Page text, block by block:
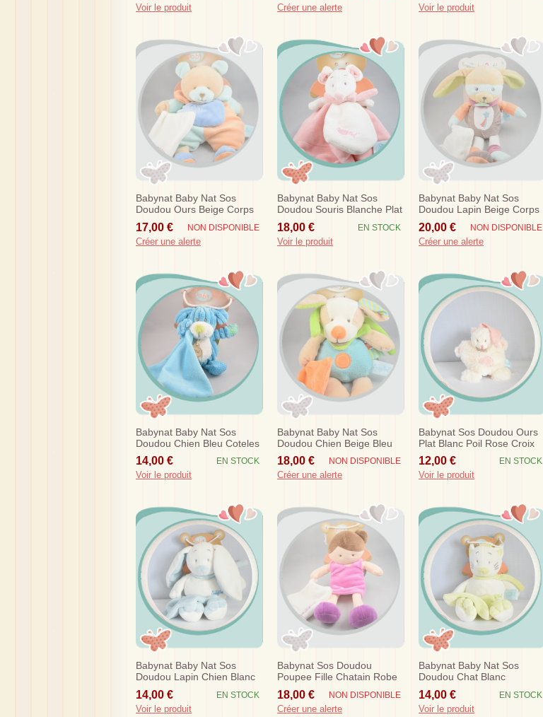
Voir le produit Créer une alerte Voir le produit
Babynat Baby Nat Sos
Doudou Ours Beige Corps
Bleu Orange Turquoise
Mouchoir
17,00 € NON DISPONIBLE
Créer une alerte
Babynat Baby Nat Sos
Doudou Souris Blanche Plat
Rose Douceur
18,00 € EN STOCK
Voir le produit
Babynat Baby Nat Sos
Doudou Lapin Beige Corps
Taupe Orange Etoile
Mouchoir...
20,00 € NON DISPONIBLE
Créer une alerte
Babynat Baby Nat Sos
Doudou Chien Bleu Coteles
Mouchoir Bn735
14,00 € EN STOCK
Voir le produit
Babynat Baby Nat Sos
Doudou Chien Beige Bleu
Amour Mouchoir Orange
18,00 € NON DISPONIBLE
Créer une alerte
Babynat Sos Doudou Ours
Plat Blanc Poil Rose Croix
12,00 € EN STOCK
Voir le produit
Babynat Baby Nat Sos
Doudou Lapin Chien Blanc
Bleu Mouchoir Bn778
14,00 € EN STOCK
Voir le produit
Babynat Sos Doudou
Poupee Fille Chatain Robe
Rose Fushia Chipies
18,00 € NON DISPONIBLE
Créer une alerte
Babynat Baby Nat Sos
Doudou Chat Blanc
Mouchoir Vert Douceur
14,00 € EN STOCK
Voir le produit